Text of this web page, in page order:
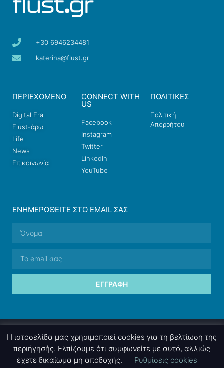
+30 6946234481
katerina@flust.gr
ΠΕΡΙΕΧΟΜΕΝΟ
Digital Era
Flust-άρω
Life
News
Επικοινωνία
CONNECT WITH
US
Facebook
Instagram
Twitter
LinkedIn
YouTube
ΠΟΛΙΤΙΚΕΣ
Πολιτική
Απορρήτου
ΕΝΗΜΕΡΩΘΕΊΤΕ ΣΤΟ EMAIL ΣΑΣ
ΕΓΓΡΑΦΉ
Η ιστοσελίδα μας χρησιμοποιεί cookies για τη βελτίωση της
περιήγησής. Ελπίζουμε ότι συμφωνείτε με αυτό, αλλιώς
έχετε δικαίωμα μη αποδοχής.
Ρυθμίσεις cookies